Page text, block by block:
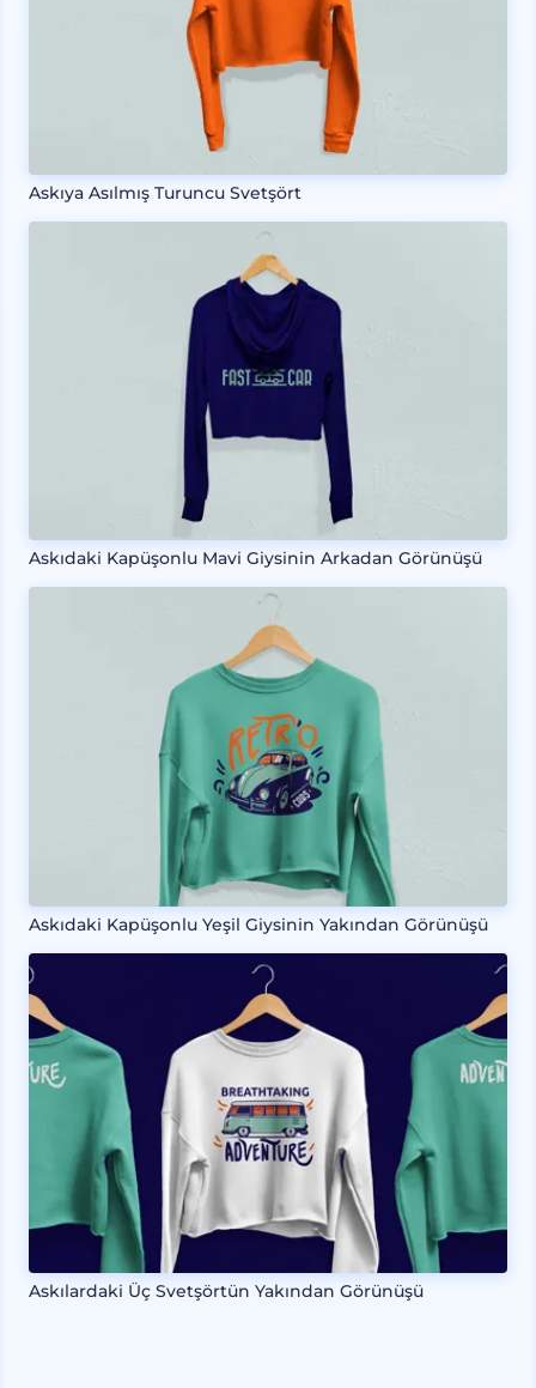
Askıya Asılmış Turuncu Svetşört
Askıdaki Kapüşonlu Mavi Giysinin Arkadan Görünüşü
Askıdaki Kapüşonlu Yeşil Giysinin Yakından Görünüşü
Askılardaki Üç Svetşörtün Yakından Görünüşü